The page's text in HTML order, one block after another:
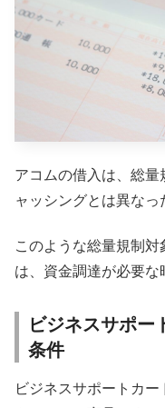
アコムの借入は、総
ャッシングとは異なっ
このような総量規制
は、資金調達が必要な
ビジネスサポー
条件
ビジネスサポートカ